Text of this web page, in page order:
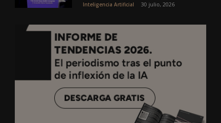
Inteligencia Artificial 30 julio, 2026